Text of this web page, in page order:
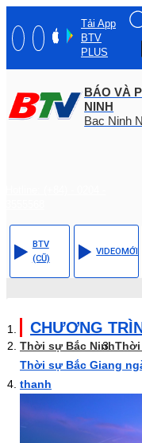
Tải App
BTV
PLUS
BÁO VÀ
NINH
Bac Ninh
BTV
(CŨ)
VIDEOMỚI
CHƯƠNG
Thời sự Bắc NinhThời
Thời sự Bắc Giang
thanh